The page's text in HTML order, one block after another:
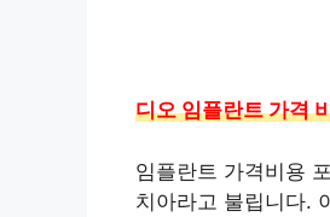
디오 임플란트 가격
임플란트 가격비용
치아라고 불립니다.